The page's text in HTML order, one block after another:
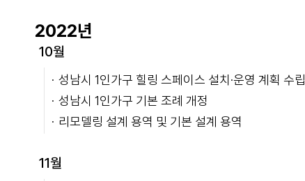
2022년
10월
성남시 1인가구 힐링 스페이스 설치·운영 계획 수립
성남시 1인가구 기본 조례 개정
리모델링 설계 용역 및 기본 설계 용역
11월